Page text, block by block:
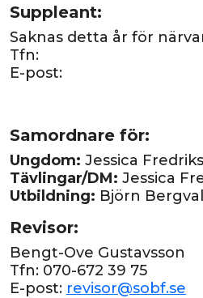
Suppleant:
Saknas detta år för
Tfn:
E-post:
Samordnare för:
Ungdom: Jessica
Tävlingar/DM: Jessica
Utbildning: Björn Bergvall
Revisor:
Bengt-Ove Gustavsson
Tfn: 070-672 39 75
E-post: revisor@sobf.se